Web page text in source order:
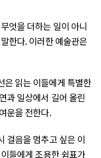
엇을 더하는 일이 아니
한다. 이러한 예술관은
은 읽는 이들에게 특별한
과 일상에서 길어 올린
운을 전한다.
걸음을 멈추고 싶은 이
들에게 조용한 쉼표가